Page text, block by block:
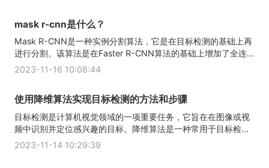
mask r-cnn是什么？
Mask R-CNN是一种实例分割算法，它是在目标检测的基础上再
进行分割。该算法是在Faster R-CNN算法的基础上增加了全连...
2023-11-16 10:08:44
使用降维算法实现目标检测的方法和步骤
目标检测是计算机视觉领域的一项重要任务，它旨在在图像或视
频中识别并定位感兴趣的目标。降维算法是一种常用于目标检...
2023-11-14 10:29:39